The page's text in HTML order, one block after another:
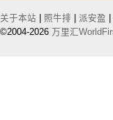
关于本站 照牛排 派安盈
©2004-2026 万里汇